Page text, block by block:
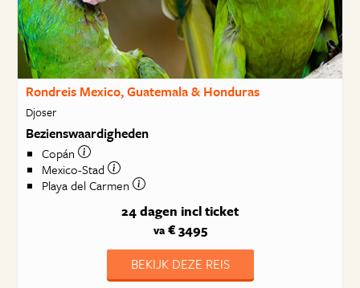
Rondreis Mexico, Guatemala & Honduras
Djoser
Bezienswaardigheden
Copán
Mexico-Stad
Playa del Carmen
24 dagen incl ticket
va€ 3495
BEKIJK DEZE REIS